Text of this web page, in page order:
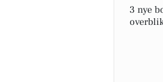
3 nye